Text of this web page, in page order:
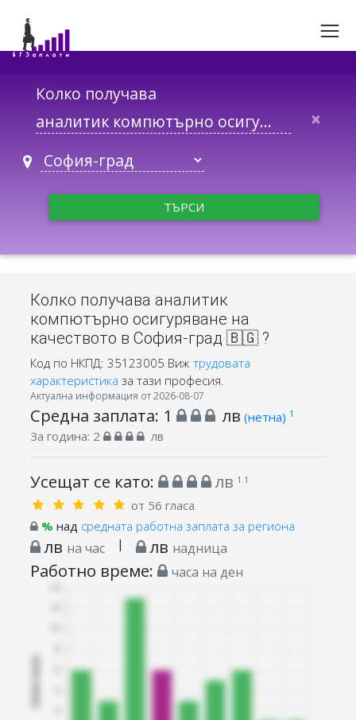
Колко получава
×
ТЪРСИ
Колко получава аналитик
компютърно осигуряване на
качеството в София-град 🇧🇬 ?
Код по НКПД: 35123005 Виж трудовата
характеристика за тази професия.
Актуална информация от 2026-08-07
Средна заплата: 1 лв (нетна) 1
За година: 2 лв
Усещат се като: лв 1.1
от 56 гласа
% над средната работна заплата за региона
лв на час | лв надница
Работно време: часа на ден